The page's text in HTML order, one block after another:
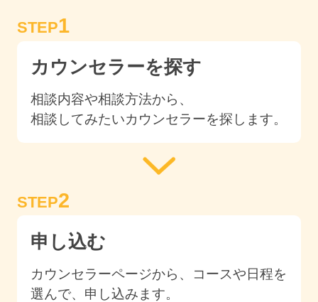
STEP1
カウンセラーを探す
相談内容や相談方法から、
相談してみたいカウンセラーを探します。
STEP2
申し込む
カウンセラーページから、コースや日程を
選んで、申し込みます。